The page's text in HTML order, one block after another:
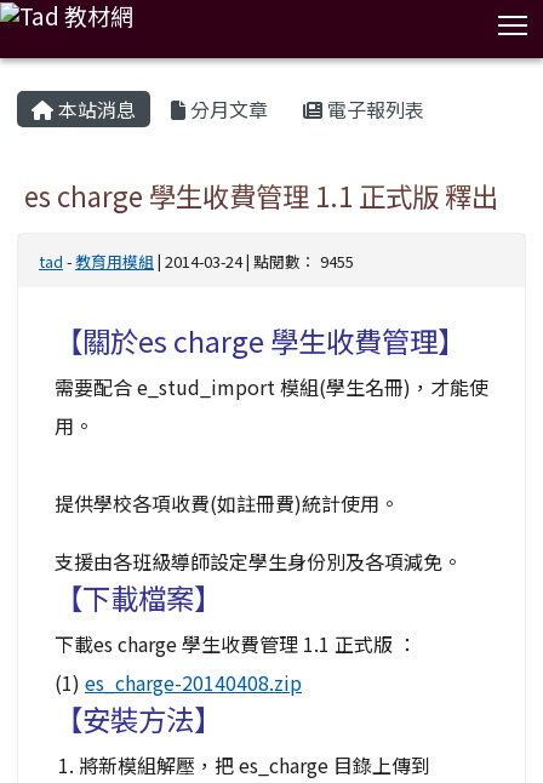
本站消息 分月文章 電子報列表
es charge 學生收費管理 1.1 正式版 釋出
tad -教育用模組 | 2014-03-24 | 點閱數： 9455
【關於es charge 學生收費管理】
需要配合 e_stud_import 模組(學生名冊)，才能使
用。
提供學校各項收費(如註冊費)統計使用。
支援由各班級導師設定學生身份別及各項減免。
【下載檔案】
下載es charge 學生收費管理 1.1 正式版 ：
(1) es_charge-20140408.zip
【安裝方法】
將新模組解壓，把 es_charge 目錄上傳到